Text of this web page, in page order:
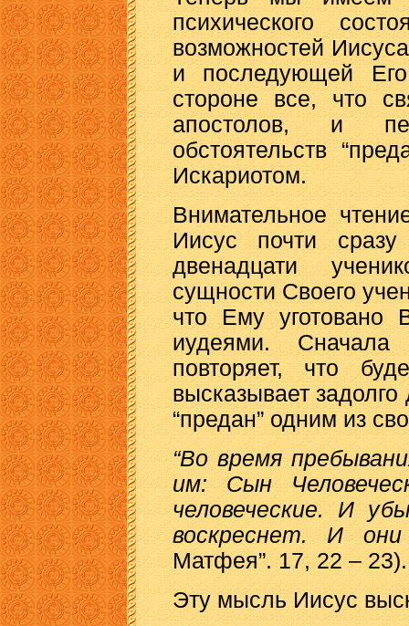
психического
возможностей
и последующей
стороне все, что
апостолов, и
обстоятельств
Искариотом.
Внимательное
Иисус почти
двенадцати
сущности Своего
что Ему уготовано
иудеями. Сначала
повторяет, что
высказывает задолго
“предан” одним из
“Во время
им: Сын
человеческие. И
воскреснет. И они
Матфея”. 17, 22 – 23).
Эту мысль Иисус